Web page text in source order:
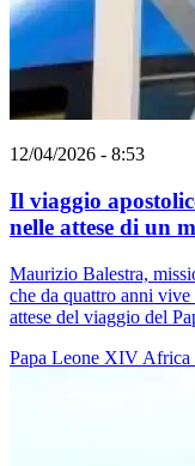
12/04/2026 - 8:53
Il viaggio
nelle attese di un
Maurizio Balestra,
che da quattro anni
attese del viaggio del
Papa Leone XIV Africa